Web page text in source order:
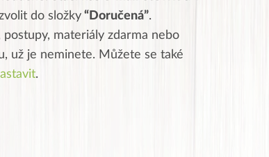
do složky “Doručená”.
materiály zdarma nebo
už je neminete. Můžete se také
.